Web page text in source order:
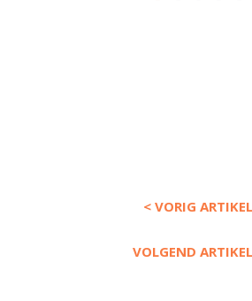
< VORIG ARTIKEL
VOLGEND